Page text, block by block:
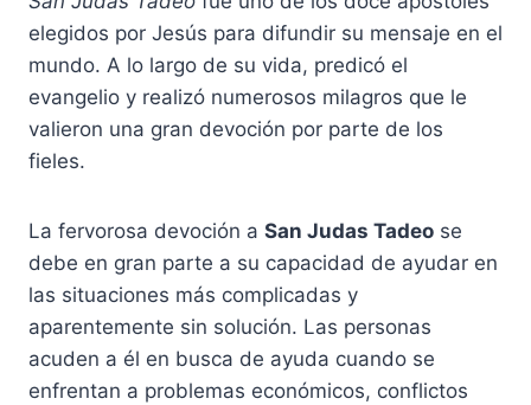
elegidos por Jesús para difundir su mensaje en el
mundo. A lo largo de su vida, predicó el
evangelio y realizó numerosos milagros que le
valieron una gran devoción por parte de los
fieles.
La fervorosa devoción a San Judas Tadeo se
debe en gran parte a su capacidad de ayudar en
las situaciones más complicadas y
aparentemente sin solución. Las personas
acuden a él en busca de ayuda cuando se
enfrentan a problemas económicos, conflictos